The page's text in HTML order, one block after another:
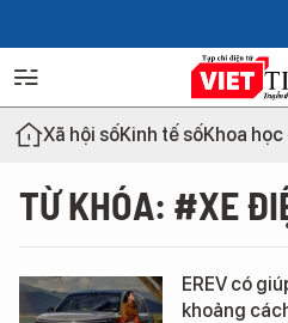
Xã hội sốKinh tế sốKhoa
TỪ KHÓA: #XE
EREV có
khoảng